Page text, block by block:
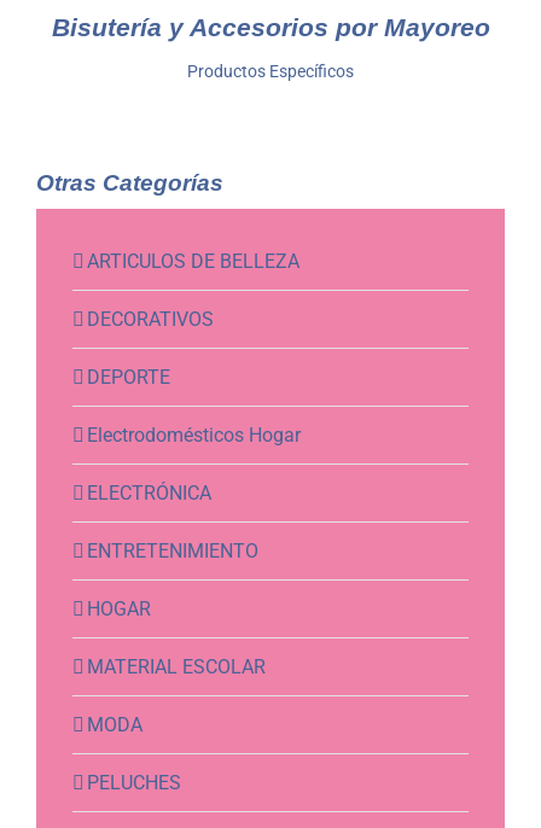
Bisutería y Accesorios por Mayoreo
Productos Específicos
Otras Categorías
ARTICULOS DE BELLEZA
DECORATIVOS
DEPORTE
Electrodomésticos Hogar
ELECTRÓNICA
ENTRETENIMIENTO
HOGAR
MATERIAL ESCOLAR
MODA
PELUCHES